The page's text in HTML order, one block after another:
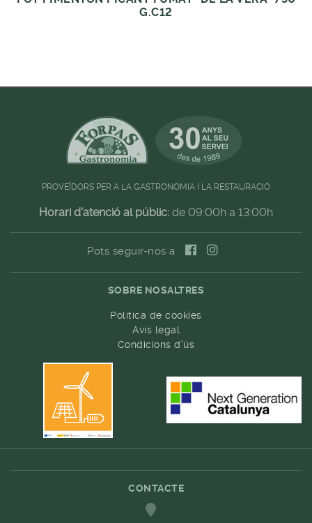
G.C12
PROVEÏDORS PER A LA GASTRONOMIA I LA RESTAURACIÓ
Horari d'atenció al públic: de 09:00h a 13:00h
Pots seguir-nos a
SOBRE NOSALTRES
Política de cookies
Avís legal
Condicions d'ús
CONTACTE